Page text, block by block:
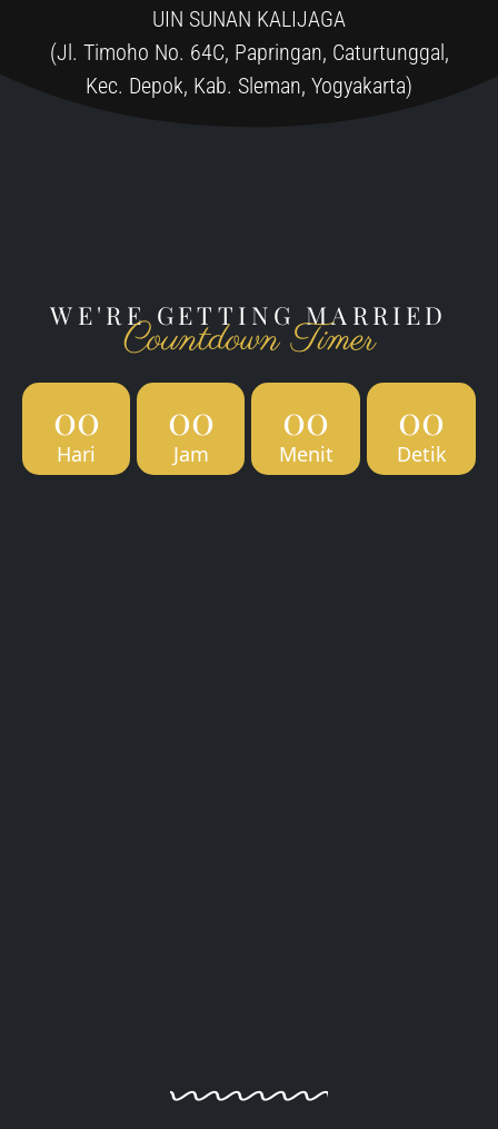
UIN SUNAN KALIJAGA
(Jl. Timoho No. 64C, Papringan, Caturtunggal,
Kec. Depok, Kab. Sleman, Yogyakarta)
WE'RE GETTING MARRIED
Countdown Timer
00
Hari
00
Jam
00
Menit
00
Detik